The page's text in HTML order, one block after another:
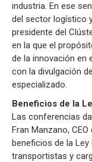
industria. En ese
del sector logístico
presidente del
en la que el
de la innovación en
con la divulgación
especializado.
Beneficios de la
Las conferencias
Fran Manzano,
beneficios de la
transportistas y